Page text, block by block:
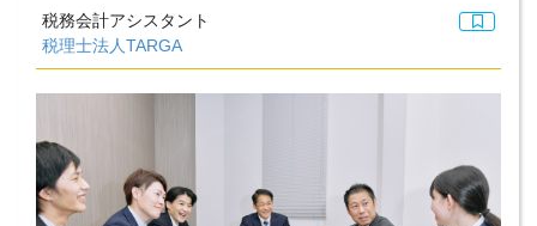
税務会計アシスタント
税理士法人TARGA